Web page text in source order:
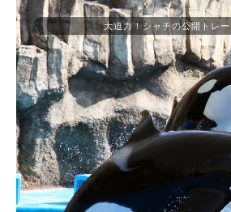
大迫力！シャチの公開トレ